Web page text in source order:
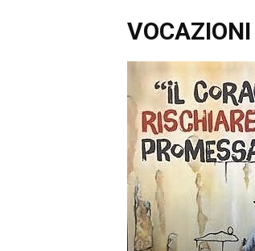
VOCAZIONI